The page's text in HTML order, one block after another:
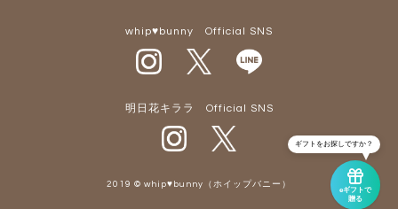
whip♥bunny Official SNS
明日花キララ Official SNS
2019 © whip♥bunny（ホイップバニー）
eギフトで
贈る
ギフトをお探しですか？